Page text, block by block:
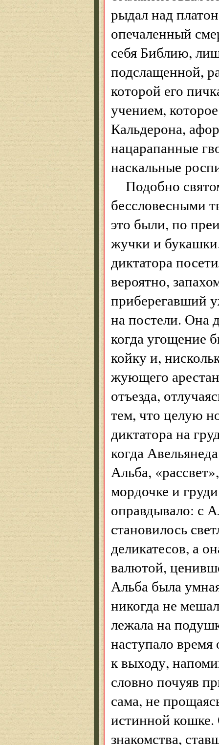
рыдал над
опечаленный
себя Библию,
подслащенной,
которой его
учением,
Кальдерона,
нацарапанные
наскальные
Подобно
бессловесными
это были, по
жучки и
диктатора
вероятно,
приберегавший
на постели. Она
когда угощение
койку и,
жующего
отъезда,
тем, что целую
диктатора на
когда
Альба,
мордочке и
оправдывало: с
становилось
деликатесов, а
валютой,
Альба была
никогда не
лежала на
наступало время
к выходу,
словно почуяв
сама, не
истинной
знакомства,